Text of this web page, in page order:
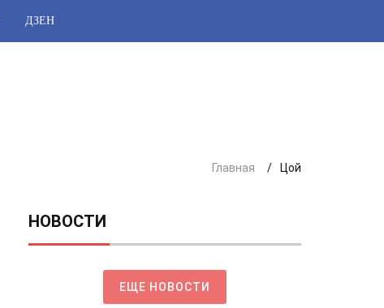
ДЗЕН
Главная Цой
НОВОСТИ
ЕЩЕ НОВОСТИ